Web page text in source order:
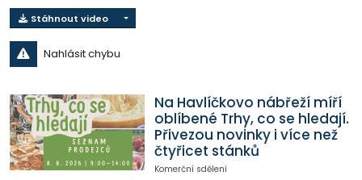
Stáhnout video
Nahlásit chybu
Na Havlíčkovo nábřeží míří
oblíbené Trhy, co se hledají.
Přivezou novinky i více než
čtyřicet stánků
Komerční sdělení